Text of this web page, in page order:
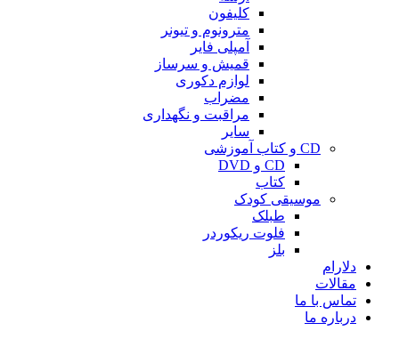
کلیفون
مترونوم و تیونر
آمپلی فایر
قمیش و سرساز
لوازم دکوری
مضراب
مراقبت و نگهداری
سایر
CD و کتاب آموزشی
CD و DVD
کتاب
موسیقی کودک
طبلک
فلوت ریکوردر
بلز
دلارام
مقالات
تماس با ما
درباره ما